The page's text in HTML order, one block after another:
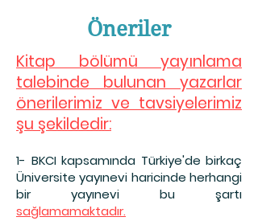
Öneriler
Kitap bölümü yayınlama
talebinde bulunan yazarlar
önerilerimiz ve tavsiyelerimiz
şu şekildedir:
1- BKCI kapsamında Türkiye'de birkaç
Üniversite yayınevi haricinde herhangi
bir yayınevi bu şartı
sağlamamaktadır.